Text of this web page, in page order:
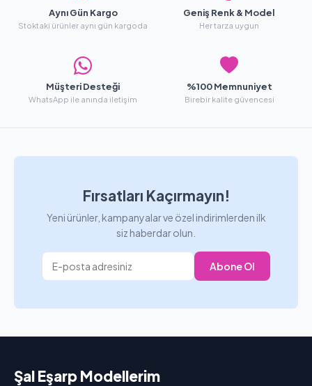
Aynı Gün Kargo
Stoktaki ürünler aynı gün kargoda
Geniş Renk & Model
Her tarza uygun
Müşteri Desteği
WhatsApp ile anında iletişim
%100 Memnuniyet
Birebir kalite güvencesi
Fırsatları Kaçırmayın!
Yeni ürünler, kampanyalar ve özel indirimlerden ilk
siz haberdar olun.
Abone Ol
Şal Eşarp Modellerim